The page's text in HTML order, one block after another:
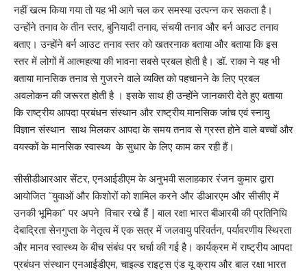
नहीं खत्म किया गया तो यह भी आगे चल कर समस्या उत्पन्न कर सकता है।
उन्होंने तनाव के तीन स्तर, बुनियादी तनाव, संचयी तनाव और बर्न आउट तनाव
बताए। उन्होंने बर्न आउट तनाव स्तर को खतरनाक बताया और बताया कि इस
स्तर में लोगों में आत्महत्या की भावना सबसे प्रबल होती है। डॉ. राका ने यह भी
बताया मानसिक तनाव से गुजरने वाले व्यक्ति को पहचानने के लिए प्रबल
अवलोकन की जरूरत होती है । इसके साथ ही उन्होंने जानकारी देते हुए बताया
कि राष्ट्रीय आपदा प्रबंधन संस्थान और राष्ट्रीय मानसिक जांच एवं स्नायु
विज्ञान संस्थान साथ मिलकर आपदा के समय तनाव से ग्रस्त होने वाले बच्चों और
वयस्कों के मानसिक स्वास्थ्य के सुधार के लिए काम कर रही हैं।
सीसीडीआरआर सेंटर, एनआईडीएम के अनुभवी सलाहकार रंजन कुमार द्वारा
आयोजित “युवाओं और किशोरों को शामिल करने और डीआरएम और सीसीए में
उनकी भूमिका” पर अपने विचार रखे हैं | बाल रक्षा भारत बीआरबी की प्रतिनिधि
देबाद्रिता सेनगुप्ता के नेतृत्व में एक सत्र में जलवायु परिवर्तन, पर्यावरणीय स्थिरता
और मानव स्वास्थ्य के बीच संबंध पर चर्चा की गई है। कार्यक्रम में राष्ट्रीय आपदा
प्रबंधन संस्थान एनआईडीएम, चाइल्ड राइट्स एंड यू क्राय और बाल रक्षा भारत